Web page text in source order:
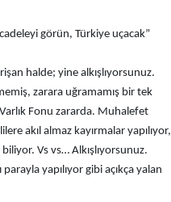
görün, Türkiye uçacak”
halde; yine alkışlıyorsunuz.
zarara uğramamış bir tek
Varlık Fonu zararda. Muhalefet
akıl almaz kayırmalar yapılıyor,
Vs vs… Alkışlıyorsunuz.
yapılıyor gibi açıkça yalan